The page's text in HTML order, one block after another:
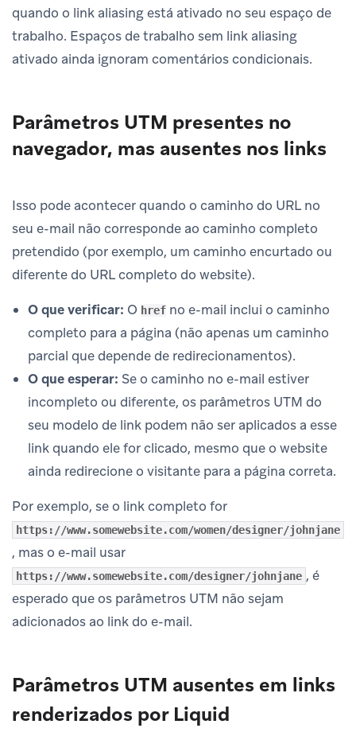
quando o link aliasing está ativado no seu espaço de
trabalho. Espaços de trabalho sem link aliasing
ativado ainda ignoram comentários condicionais.
Parâmetros UTM presentes no
navegador, mas ausentes nos links
Isso pode acontecer quando o caminho do URL no
seu e-mail não corresponde ao caminho completo
pretendido (por exemplo, um caminho encurtado ou
diferente do URL completo do website).
O que verificar: O href no e-mail inclui o caminho
completo para a página (não apenas um caminho
parcial que depende de redirecionamentos).
O que esperar: Se o caminho no e-mail estiver
incompleto ou diferente, os parâmetros UTM do
seu modelo de link podem não ser aplicados a esse
link quando ele for clicado, mesmo que o website
ainda redirecione o visitante para a página correta.
Por exemplo, se o link completo for
https://www.somewebsite.com/women/designer/johnjane
, mas o e-mail usar
https://www.somewebsite.com/designer/johnjane , é
esperado que os parâmetros UTM não sejam
adicionados ao link do e-mail.
Parâmetros UTM ausentes em links
renderizados por Liquid